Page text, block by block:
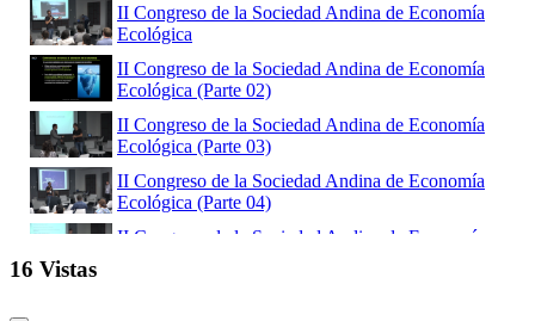
II Congreso de la Sociedad Andina de Economía
Ecológica
II Congreso de la Sociedad Andina de Economía
Ecológica (Parte 02)
II Congreso de la Sociedad Andina de Economía
Ecológica (Parte 03)
II Congreso de la Sociedad Andina de Economía
Ecológica (Parte 04)
II Congreso de la Sociedad Andina de Economía
16 Vistas